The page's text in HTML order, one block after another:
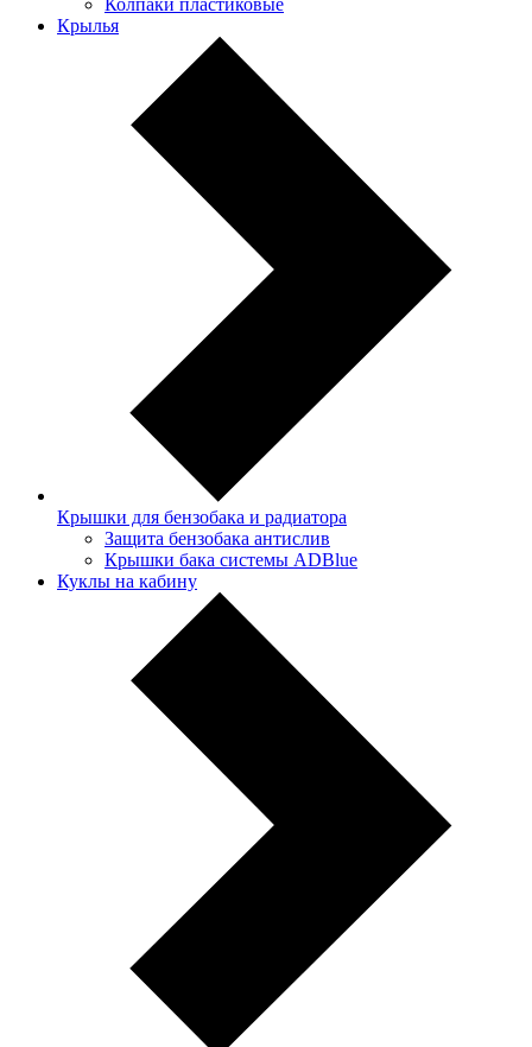
Крылья
Крышки для бензобака и радиатора
Защита бензобака антислив
Крышки бака системы ADBlue
Куклы на кабину